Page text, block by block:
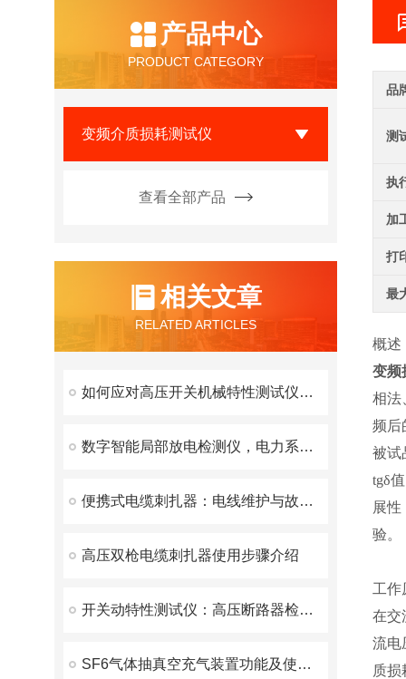
产品中心
PRODUCT CATEGORY
变频介质损耗测试仪
查看全部产品
相关文章
RELATED ARTICLES
如何应对高压开关机械特性测试仪常见的故障
数字智能局部放电检测仪，电力系统的绝缘状态守护者
便携式电缆刺扎器：电线维护与故障修复的得力助手
高压双枪电缆刺扎器使用步骤介绍
开关动特性测试仪：高压断路器检测的得力助手
SF6气体抽真空充气装置功能及使用方法详细说明
品
测
执
加
打
最
概述
变频
相法
频后
被试
tgδ
展
验。
工作
在交
流电
质损